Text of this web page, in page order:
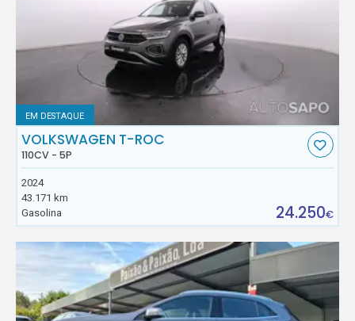
EM DESTAQUE
VOLKSWAGEN T-ROC
110CV - 5P
2024
43.171 km
Gasolina
24.250€